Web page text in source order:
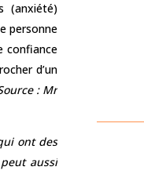
(anxiété)
personne
confiance
d’un
: Mr
ont des
aussi